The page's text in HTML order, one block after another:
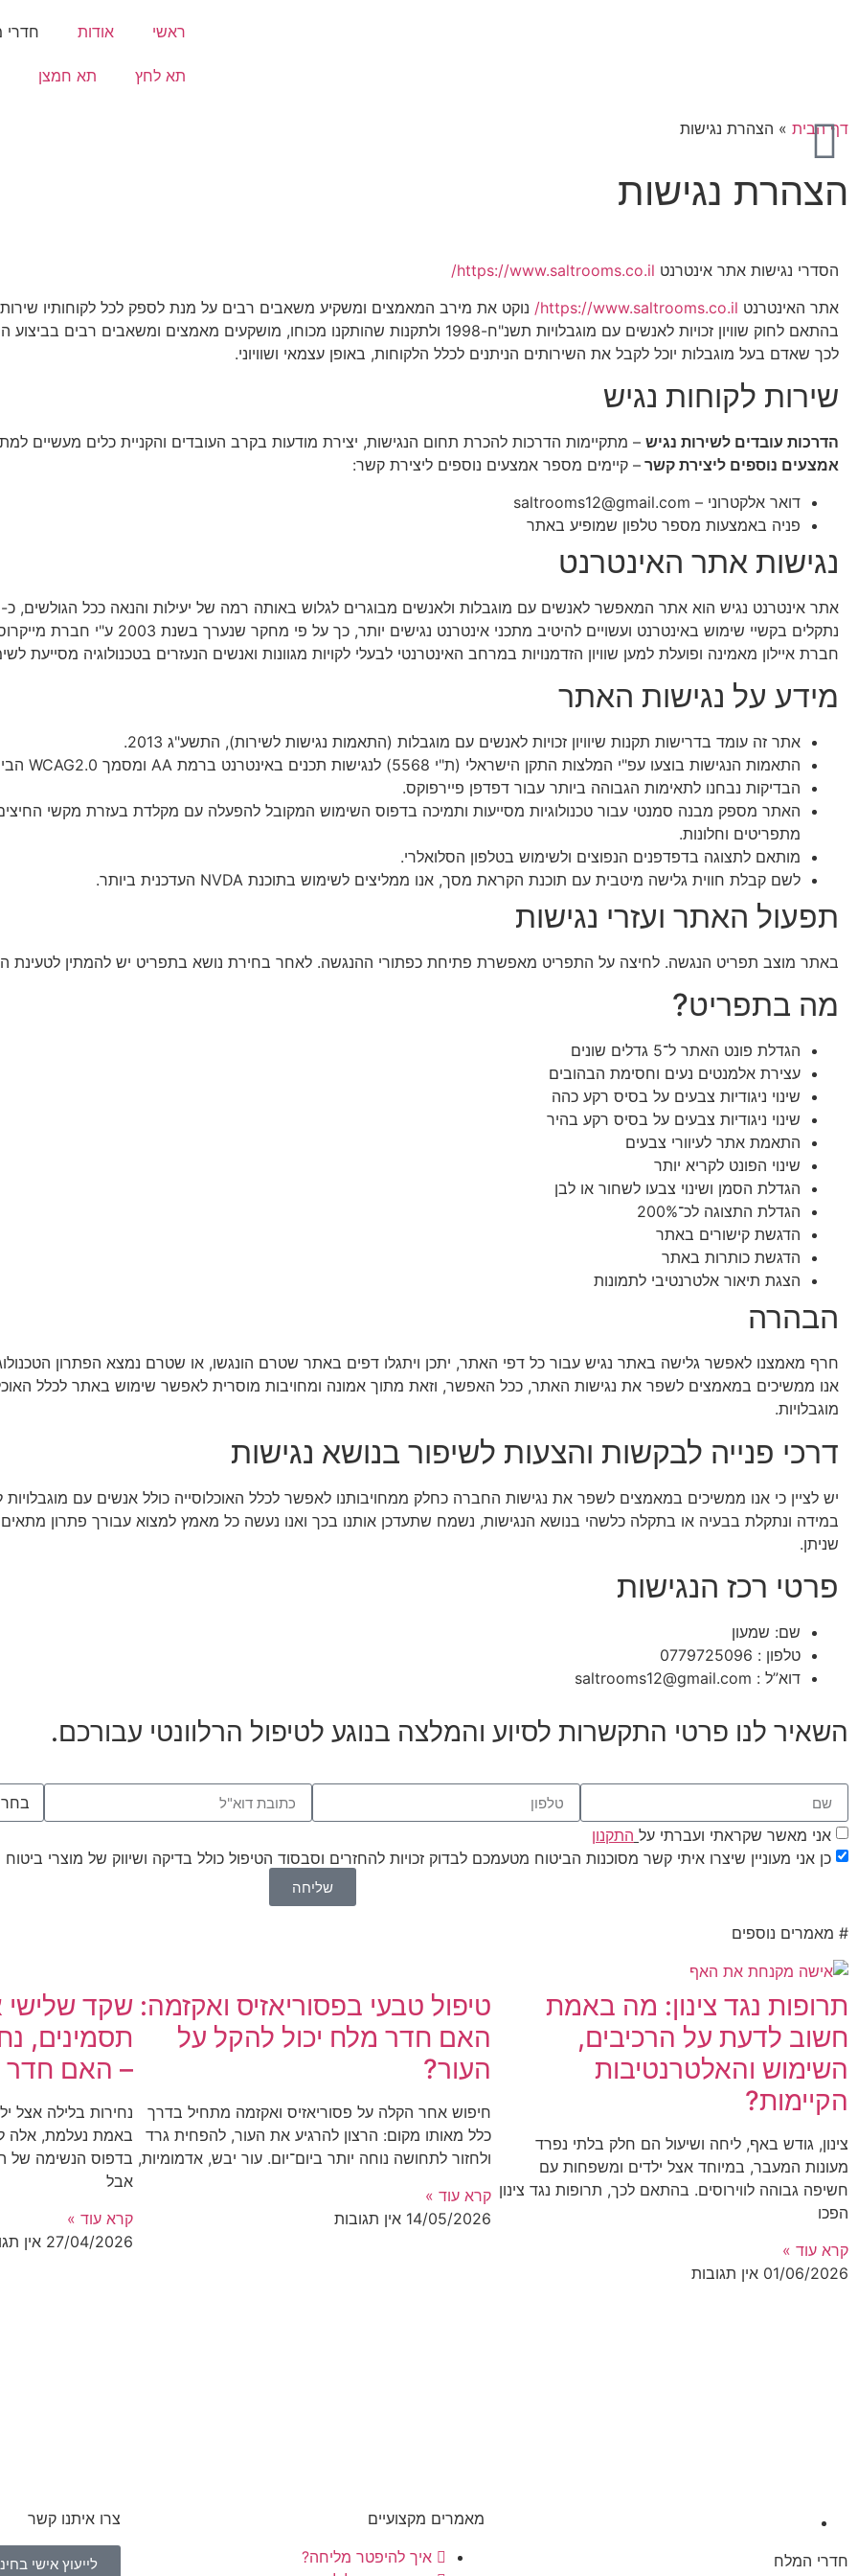
ראשי אודות
תא לחץ תא חמצן
דף הבית » הצהרת נגישות
הצהרת נגישות
הסדרי נגישות אתר אינטרנט https://www.saltrooms.co.il/
אתר האינטרנט https://www.saltrooms.co.il/
נוקט את מירב המאמצים ומשקיע משאבים רבים על מנת לספק לכל לקוחותיו שירות
בהתאם לחוק שוויון זכויות לאנשים עם מוגבלויות תשנ"ח-1998 ולתקנות שהותקנו מכוחו, מושקעים מאמצים
לכך שאדם בעל מוגבלות יוכל לקבל את השירותים הניתנים לכלל הלקוחות, באופן עצמאי ושוויוני.
שירות לקוחות נגיש
הדרכות עובדים לשירות נגיש – מתקיימות הדרכות להכרת תחום הנגישות, יצירת מודעות בקרב העובדים והקניית כלים מעשיים
אמצעים נוספים ליצירת קשר – קיימים מספר אמצעים נוספים ליצירת קשר:
דואר אלקטרוני – saltrooms12@gmail.com
פניה באמצעות מספר טלפון שמופיע באתר
נגישות אתר האינטרנט
נתקלים בקשיי שימוש באינטרנט ועשויים להיטיב מתכני אינטרנט נגישים יותר, כך על פי מחקר שנערך בשנת 2003 ע"י חברת מייקרוסופט.
חברת איילון מאמינה ופועלת למען שוויון הזדמנויות במרחב האינטרנטי לבעלי לקויות מגוונות ואנשים הנעזרים בטכנולוגיה מסייעת
מידע על נגישות האתר
אתר זה עומד בדרישות תקנות שיוויון זכויות לאנשים עם מוגבלות (התאמות נגישות לשירות), התשע"ג 2013.
התאמות הנגישות בוצעו עפ"י המלצות התקן הישראלי (ת"י 5568) לנגישות תכנים באינטרנט ברמת AA ומסמך WCAG2.0 הבינלאומי.
הבדיקות נבחנו לתאימות הגבוהה ביותר עבור דפדפן פיירפוקס.
מתפריטים וחלונות.
מותאם לתצוגה בדפדפנים הנפוצים ולשימוש בטלפון הסלואלרי.
לשם קבלת חווית גלישה מיטבית עם תוכנת הקראת מסך, אנו ממליצים לשימוש בתוכנת NVDA העדכנית ביותר.
תפעול האתר ועזרי נגישות
באתר מוצב תפריט הנגשה. לחיצה על התפריט מאפשרת פתיחת כפתורי ההנגשה. לאחר בחירת נושא בתפריט יש להמתין לטעינת
מה בתפריט?
הגדלת פונט האתר ל־5 גדלים שונים
עצירת אלמנטים נעים וחסימת הבהובים
שינוי ניגודיות צבעים על בסיס רקע כהה
שינוי ניגודיות צבעים על בסיס רקע בהיר
התאמת אתר לעיוורי צבעים
שינוי הפונט לקריא יותר
הגדלת הסמן ושינוי צבעו לשחור או לבן
הגדלת התצוגה לכ־200%
הדגשת קישורים באתר
הדגשת כותרות באתר
הצגת תיאור אלטרנטיבי לתמונות
הבהרה
חרף מאמצנו לאפשר גלישה באתר נגיש עבור כל דפי האתר, יתכן ויתגלו דפים באתר שטרם הונגשו, או שטרם נמצא הפתרון
אנו ממשיכים במאמצים לשפר את נגישות האתר, ככל האפשר, וזאת מתוך אמונה ומחויבות מוסרית לאפשר שימוש באתר לכלל
מוגבלויות.
דרכי פנייה לבקשות והצעות לשיפור בנושא נגישות
יש לציין כי אנו ממשיכים במאמצים לשפר את נגישות החברה כחלק ממחויבותנו לאפשר לכלל האוכלוסייה כולל אנשים עם
במידה ונתקלת בבעיה או בתקלה כלשהי בנושא הנגישות, נשמח שתעדכן אותנו בכך ואנו נעשה כל מאמץ למצוא עבורך פתרון
שניתן.
פרטי רכז הנגישות
שם: שמעון
טלפון : 0779725096
דוא”ל : saltrooms12@gmail.com
השאיר לנו פרטי התקשרות לסיוע והמלצה בנוגע לטיפול הרלוונטי עבורכם.
אני מאשר שקראתי ועברתי על התקנון
כן אני מעוניין שיצרו איתי קשר מסוכנות הביטוח מטעמכם לבדוק זכויות להחזרים וסבסוד הטיפול כולל בדיקה ושיווק של מוצרי ביטוח
שליחה
# מאמרים נוספים
תרופות נגד צינון: מה באמת
חשוב לדעת על הרכיבים,
השימוש והאלטרנטיבות
הקיימות?
צינון, גודש באף, ליחה ושיעול הם חלק בלתי נפרד
מעונות המעבר, במיוחד אצל ילדים ומשפחות עם
חשיפה גבוהה לווירוסים. בהתאם לכך, תרופות נגד צינון
הפכו
קרא עוד »
01/06/2026 אין תגובות
טיפול טבעי בפסוריאזיס ואקזמה:
האם חדר מלח יכול להקל על
העור?
חיפוש אחר הקלה על פסוריאזיס ואקזמה מתחיל בדרך
כלל מאותו מקום: הרצון להרגיע את העור, להפחית גרד
ולחזור לתחושה נוחה יותר ביום־יום. עור יבש, אדמומיות,
קרא עוד »
14/05/2026 אין תגובות
שקד שלישי
תסמינים,
– האם חדר
נחירות בלילה אצל
באמת נעלמת, אלה
בדפוס הנשימה של
אבל
קרא עוד »
27/04/2026 אין
חדרי המלח
מאמרים מקצועיים
איך להיפטר מליחה?
צרו איתנו קשר
לייעוץ אישי בחינם - 072-